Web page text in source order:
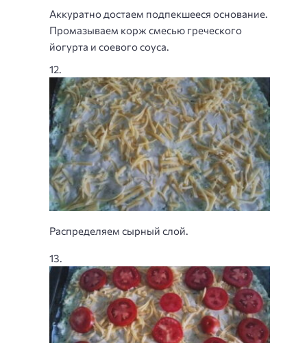
Аккуратно достаем подпекшееся основание.
Промазываем корж смесью греческого
йогурта и соевого соуса.
Распределяем сырный слой.